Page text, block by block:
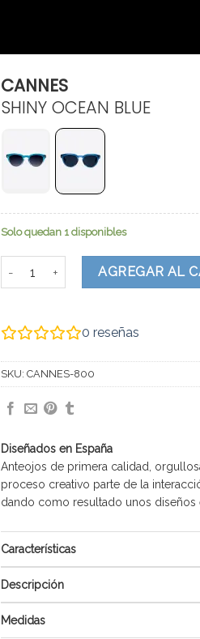
CANNES
SHINY OCEAN BLUE
Solo quedan 1 disponibles
AGREGAR AL
0 reseñas
SKU: CANNES-800
Diseñados en España
Anteojos de primera calidad,
proceso creativo parte de la
dando como resultado unos diseños
Características
Descripción
Medidas